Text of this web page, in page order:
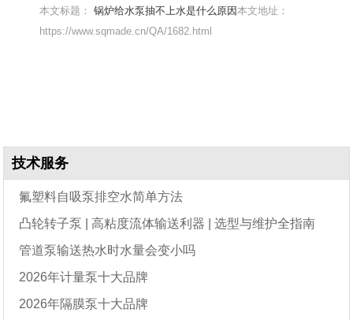
本文标题：锅炉给水泵抽不上水是什么原因本文地址：
https://www.sqmade.cn/QA/1682.html
技术服务
氟塑料自吸泵排空水简单方法
凸轮转子泵 | 高粘度流体输送利器 | 选型与维护全指南
管道泵输送热水时水量会变小吗
2026年计量泵十大品牌
2026年隔膜泵十大品牌